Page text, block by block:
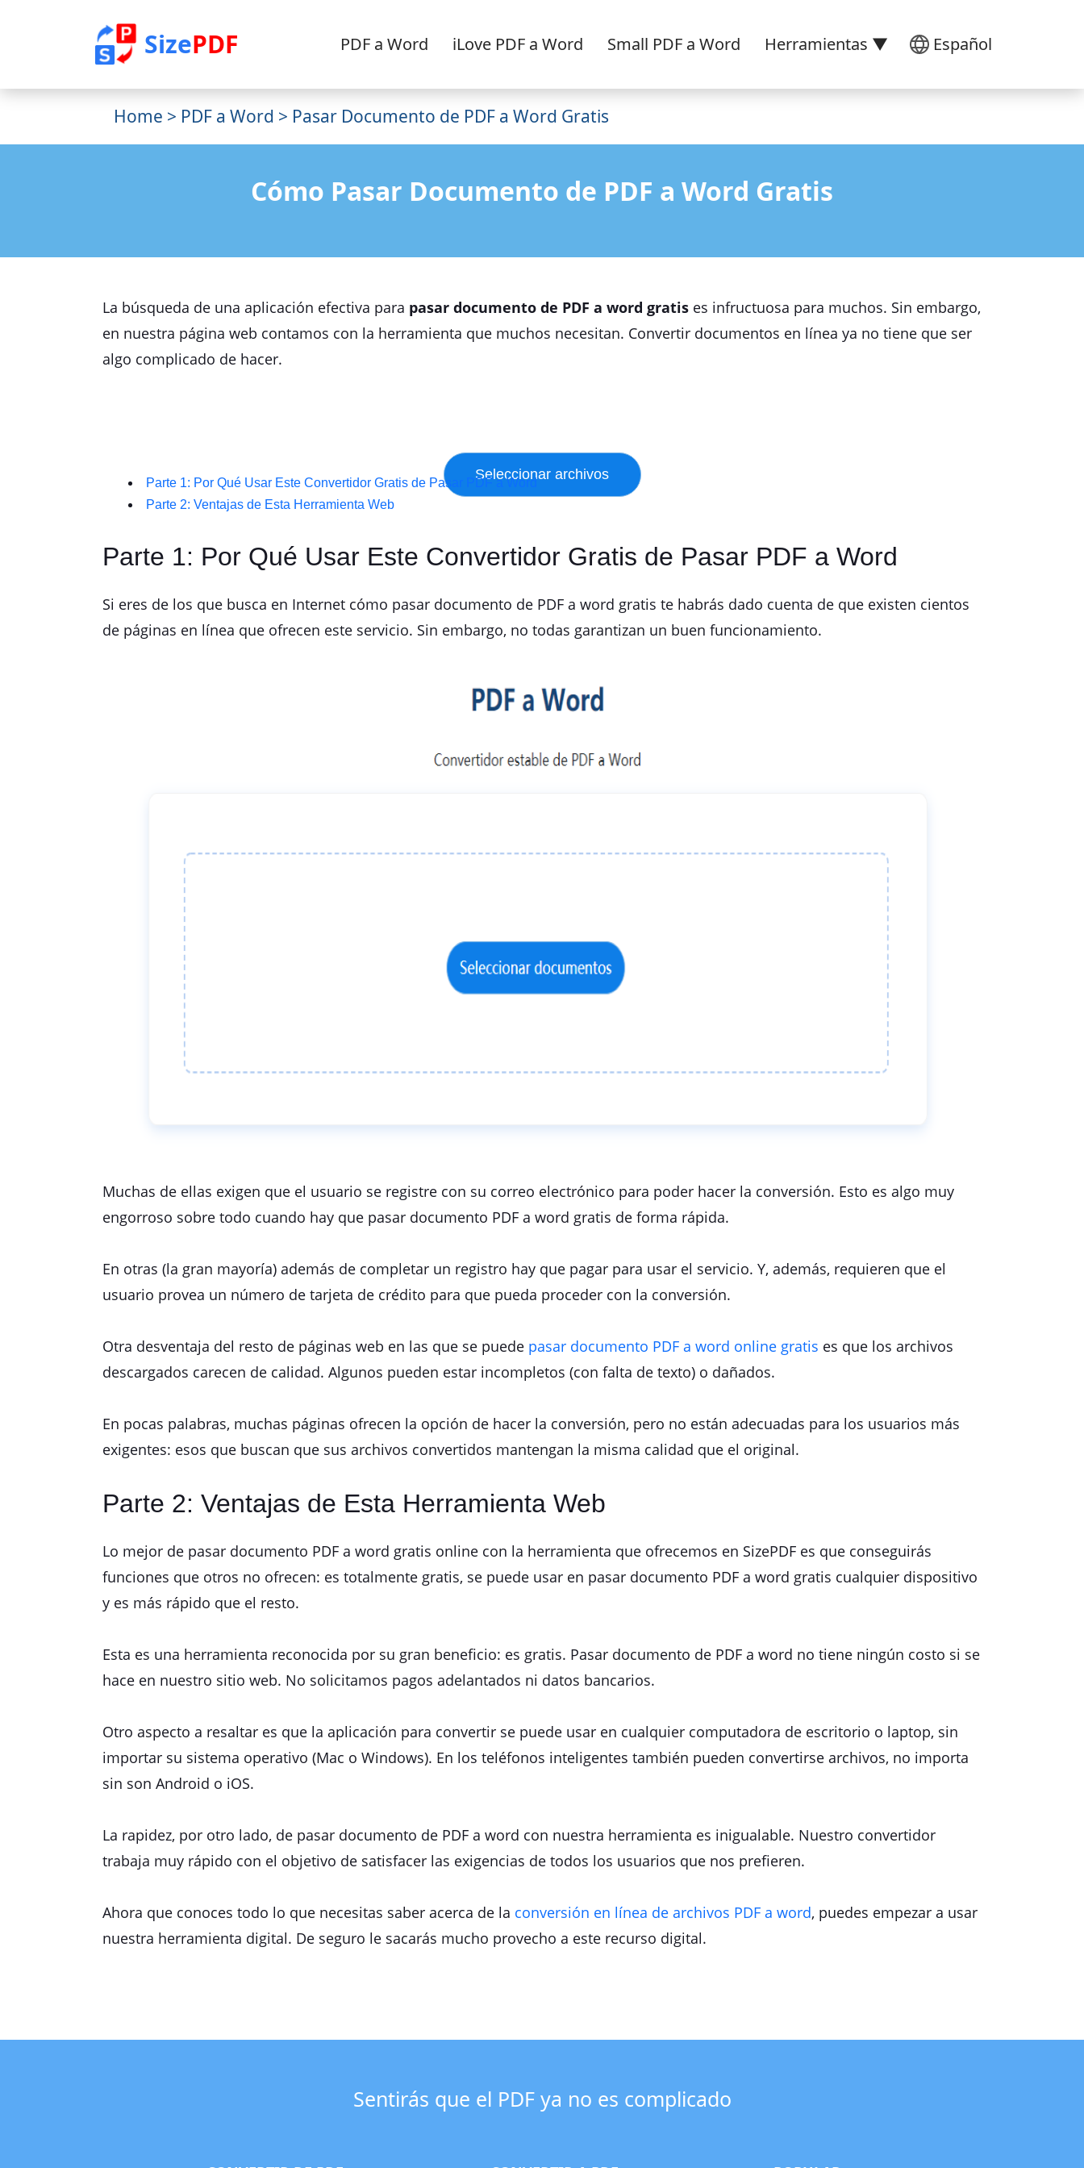
SizePDF Español
PDF a Word iLove PDF a Word Small PDF a Word Herramientas ▼
Home > PDF a Word > Pasar Documento de PDF a Word Gratis
Cómo Pasar Documento de PDF a Word Gratis
La búsqueda de una aplicación efectiva para pasar documento de PDF a word gratis es infructuosa para muchos. Sin embargo,
en nuestra página web contamos con la herramienta que muchos necesitan. Convertir documentos en línea ya no tiene que ser
algo complicado de hacer.
Parte 1: Por Qué Usar Este Convertidor Gratis de Pasar PDF a Word
Parte 2: Ventajas de Esta Herramienta Web
Parte 1: Por Qué Usar Este Convertidor Gratis de Pasar PDF a Word
Si eres de los que busca en Internet cómo pasar documento de PDF a word gratis te habrás dado cuenta de que existen cientos
de páginas en línea que ofrecen este servicio. Sin embargo, no todas garantizan un buen funcionamiento.
Muchas de ellas exigen que el usuario se registre con su correo electrónico para poder hacer la conversión. Esto es algo muy
engorroso sobre todo cuando hay que pasar documento PDF a word gratis de forma rápida.
En otras (la gran mayoría) además de completar un registro hay que pagar para usar el servicio. Y, además, requieren que el
usuario provea un número de tarjeta de crédito para que pueda proceder con la conversión.
Otra desventaja del resto de páginas web en las que se puede pasar documento PDF a word online gratis es que los archivos
descargados carecen de calidad. Algunos pueden estar incompletos (con falta de texto) o dañados.
En pocas palabras, muchas páginas ofrecen la opción de hacer la conversión, pero no están adecuadas para los usuarios más
exigentes: esos que buscan que sus archivos convertidos mantengan la misma calidad que el original.
Parte 2: Ventajas de Esta Herramienta Web
Lo mejor de pasar documento PDF a word gratis online con la herramienta que ofrecemos en SizePDF es que conseguirás
funciones que otros no ofrecen: es totalmente gratis, se puede usar en pasar documento PDF a word gratis cualquier dispositivo
y es más rápido que el resto.
Esta es una herramienta reconocida por su gran beneficio: es gratis. Pasar documento de PDF a word no tiene ningún costo si se
hace en nuestro sitio web. No solicitamos pagos adelantados ni datos bancarios.
Otro aspecto a resaltar es que la aplicación para convertir se puede usar en cualquier computadora de escritorio o laptop, sin
importar su sistema operativo (Mac o Windows). En los teléfonos inteligentes también pueden convertirse archivos, no importa
sin son Android o iOS.
La rapidez, por otro lado, de pasar documento de PDF a word con nuestra herramienta es inigualable. Nuestro convertidor
trabaja muy rápido con el objetivo de satisfacer las exigencias de todos los usuarios que nos prefieren.
Ahora que conoces todo lo que necesitas saber acerca de la conversión en línea de archivos PDF a word, puedes empezar a usar
nuestra herramienta digital. De seguro le sacarás mucho provecho a este recurso digital.
Sentirás que el PDF ya no es complicado